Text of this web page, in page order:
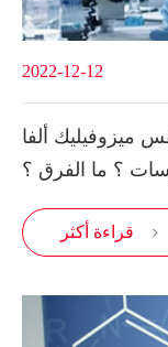
2022-12-12
ميزوفيليك ألفا
؟ ما الفرق ؟
قراءة أكثر 